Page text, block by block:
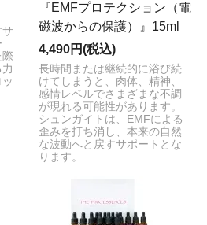
『EMFプロテクション（電
磁波からの保護）』15ml
4,490円(税込)
長時間または継続的に浴び続
けてしまうと、肉体、精神、
感情レベルでさまざまな不調
が現れる可能性があります。
シュンガイトは、EMFによる
歪みを打ち消し、本来の自然
な波動へと戻すサポートとな
ります。